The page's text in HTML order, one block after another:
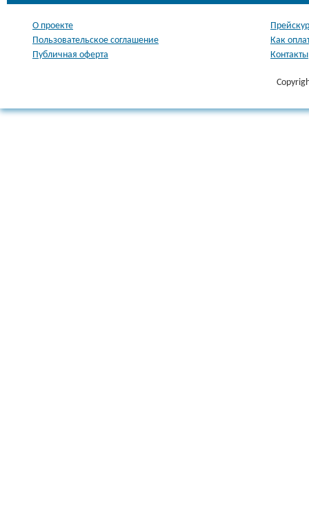
О проекте
Пользовательское соглашение
Публичная оферта
Как
Контакты